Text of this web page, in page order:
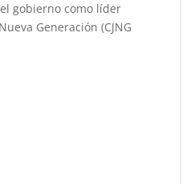
gobierno como líder
Generación (CJNG